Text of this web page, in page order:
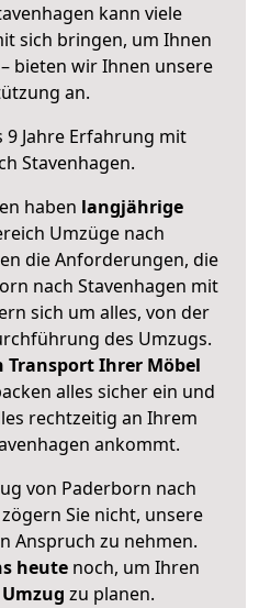
kann viele
sich bringen, um Ihnen
bieten wir Ihnen unsere
an.
Jahre Erfahrung mit
Stavenhagen.
haben langjährige
Umzüge nach
die Anforderungen, die
nach Stavenhagen mit
sich um alles, von der
des Umzugs.
Transport Ihrer Möbel
alles sicher ein und
rechtzeitig an Ihrem
ankommt.
von Paderborn nach
Sie nicht, unsere
Anspruch zu nehmen.
heutenoch, um Ihren
zu planen.